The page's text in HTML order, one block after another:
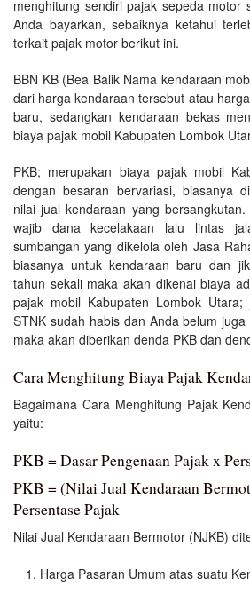
menghitung sendiri pajak sepeda motor
Anda bayarkan, sebaiknya ketahui
terkait pajak motor berikut ini.
BBN KB (Bea Balik Nama kendaraan
dari harga kendaraan tersebut atau
baru, sedangkan kendaraan bekas
biaya pajak mobil Kabupaten Lombok
PKB; merupakan biaya pajak mobil
dengan besaran bervariasi, biasanya
nilai jual kendaraan yang bersangkutan.
wajib dana kecelakaan lalu lintas
sumbangan yang dikelola oleh Jasa
biasanya untuk kendaraan baru dan
tahun sekali maka akan dikenai biaya
pajak mobil Kabupaten Lombok
STNK sudah habis dan Anda belum
maka akan diberikan denda PKB dan
Cara Menghitung Biaya Pajak
Bagaimana Cara Menghitung Pajak
yaitu:
PKB = Dasar Pengenaan Pajak x
PKB = (Nilai Jual Kendaraan
Persentase Pajak
Nilai Jual Kendaraan Bermotor (NJKB)
Harga Pasaran Umum atas suatu